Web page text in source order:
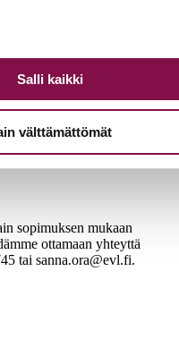
Salli kaikki
välttämättömät
sopimuksen mukaan
ottamaan yhteyttä
tai sanna.ora@evl.fi.